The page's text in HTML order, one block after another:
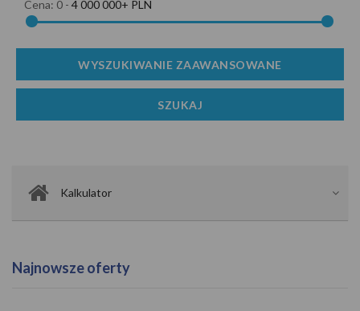
Cena: 0 - 4 000 000+ PLN
Kalkulator
Najnowsze oferty